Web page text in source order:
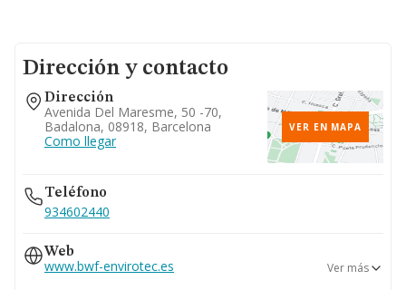
Dirección y contacto
Dirección
Avenida Del Maresme, 50 -70,
Badalona, 08918, Barcelona
Como llegar
VER EN MAPA
Teléfono
934602440
Web
www.bwf-envirotec.es Ver más